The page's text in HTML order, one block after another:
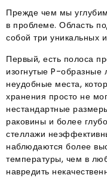
Прежде чем мы
в проблеме. Область
собой три уникальных
Первый, есть полоса
изогнутые P-образные
неудобные места,
хранения просто не
нестандартные
раковины и более
стеллажи
наблюдаются более
температуры, чем в
навредить